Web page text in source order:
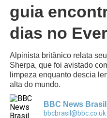
guia
dias no
Alpinista britânico relata
Sherpa, que foi avistado
limpeza enquanto descia
alta do mundo.
BBC News Brasil
bbcbrasil@bbc.co.uk